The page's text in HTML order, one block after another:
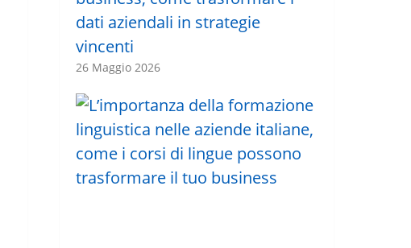
dati aziendali in strategie
vincenti
26 Maggio 2026